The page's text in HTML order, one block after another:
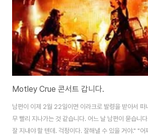
Motley Crue 콘서트 갑니다.
남편이 이제 2월 22일이면 이라크로 발령을 받아서 떠
무 빨리 지나가는 것 같습니다. 어느 날 남편이 묻습니
잘 지내야 할 텐데. 걱정이다. 잘해낼 수 있을 거야." "어